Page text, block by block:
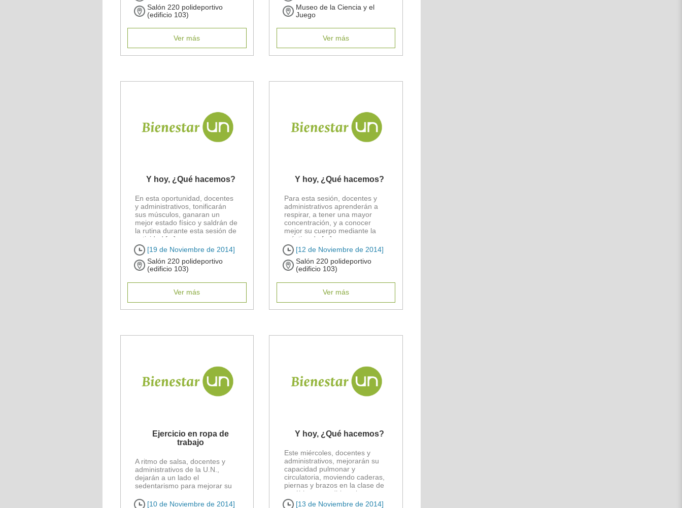
Salón 220 polideportivo
(edificio 103)
Ver más
Museo de la Ciencia y el
Juego
Ver más
Y hoy, ¿Qué hacemos?
En esta oportunidad, docentes
y administrativos, tonificarán
sus músculos, ganaran un
mejor estado físico y saldrán de
la rutina durante esta sesión de
actividad [...]
[19 de Noviembre de 2014]
Salón 220 polideportivo
(edificio 103)
Ver más
Y hoy, ¿Qué hacemos?
Para esta sesión, docentes y
administrativos aprenderán a
respirar, a tener una mayor
concentración, y a conocer
mejor su cuerpo mediante la
práctica de [...]
[12 de Noviembre de 2014]
Salón 220 polideportivo
(edificio 103)
Ver más
Ejercicio en ropa de
trabajo
A ritmo de salsa, docentes y
administrativos de la U.N.,
dejarán a un lado el
sedentarismo para mejorar su
[10 de Noviembre de 2014]
Y hoy, ¿Qué hacemos?
Este miércoles, docentes y
administrativos, mejorarán su
capacidad pulmonar y
circulatoria, moviendo caderas,
piernas y brazos en la clase de
aeróbicos que dirige el
Programa [...]
[13 de Noviembre de 2014]